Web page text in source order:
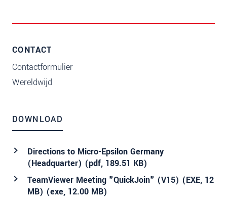
CONTACT
Contactformulier
Wereldwijd
DOWNLOAD
Directions to Micro-Epsilon Germany
(Headquarter) (pdf, 189.51 KB)
TeamViewer Meeting "QuickJoin" (V15) (EXE, 12
MB) (exe, 12.00 MB)